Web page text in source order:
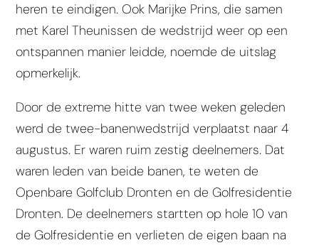
heren te eindigen. Ook Marijke Prins, die samen
met Karel Theunissen de wedstrijd weer op een
ontspannen manier leidde, noemde de uitslag
opmerkelijk.
Door de extreme hitte van twee weken geleden
werd de twee-banenwedstrijd verplaatst naar 4
augustus. Er waren ruim zestig deelnemers. Dat
waren leden van beide banen, te weten de
Openbare Golfclub Dronten en de Golfresidentie
Dronten. De deelnemers startten op hole 10 van
de Golfresidentie en verlieten de eigen baan na